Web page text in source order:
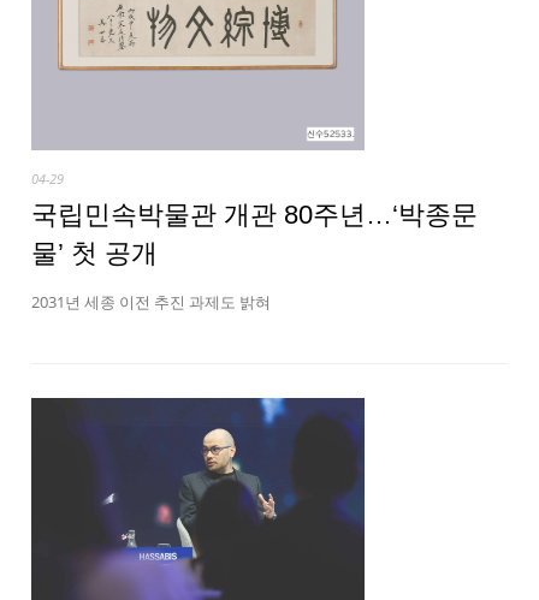
04-29
국립민속박물관 개관 80주년…‘박종문
물’ 첫 공개
2031년 세종 이전 추진 과제도 밝혀